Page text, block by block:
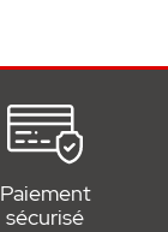
Paiement
sécurisé